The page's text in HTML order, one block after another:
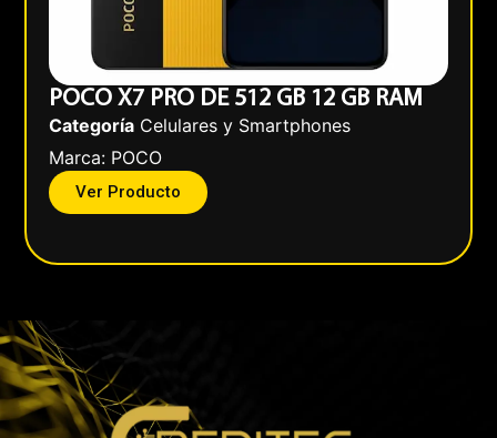
POCO X7 PRO DE 512 GB 12 GB RAM
Categoría Celulares y Smartphones
Marca: POCO
Ver Producto